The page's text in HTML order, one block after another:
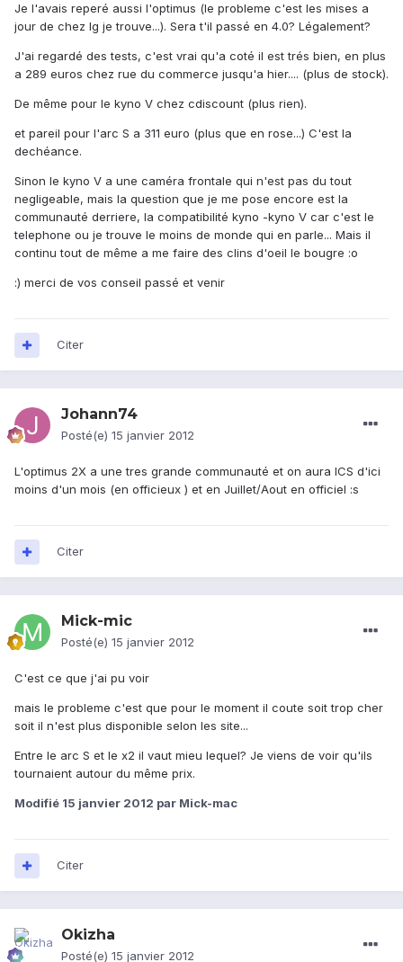
Je l'avais reperé aussi l'optimus (le probleme c'est les mises a
jour de chez lg je trouve...). Sera t'il passé en 4.0? Légalement?
J'ai regardé des tests, c'est vrai qu'a coté il est trés bien, en plus
a 289 euros chez rue du commerce jusqu'a hier.... (plus de stock).
De même pour le kyno V chez cdiscount (plus rien).
et pareil pour l'arc S a 311 euro (plus que en rose...) C'est la
dechéance.
Sinon le kyno V a une caméra frontale qui n'est pas du tout
negligeable, mais la question que je me pose encore est la
communauté derriere, la compatibilité kyno -kyno V car c'est le
telephone ou je trouve le moins de monde qui en parle... Mais il
continu tout de même a me faire des clins d'oeil le bougre :o
:) merci de vos conseil passé et venir
Citer
Johann74
Posté(e) 15 janvier 2012
L'optimus 2X a une tres grande communauté et on aura ICS d'ici
moins d'un mois (en officieux ) et en Juillet/Aout en officiel :s
Citer
Mick-mic
Posté(e) 15 janvier 2012
C'est ce que j'ai pu voir
mais le probleme c'est que pour le moment il coute soit trop cher
soit il n'est plus disponible selon les site...
Entre le arc S et le x2 il vaut mieu lequel? Je viens de voir qu'ils
tournaient autour du même prix.
Modifié 15 janvier 2012 par Mick-mac
Citer
Okizha
Posté(e) 15 janvier 2012